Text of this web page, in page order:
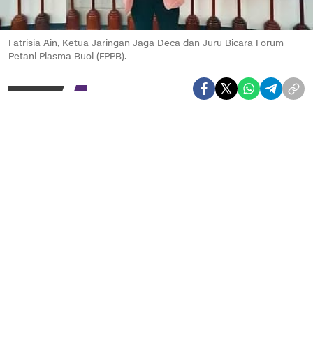
Fatrisia Ain, Ketua Jaringan Jaga Deca dan Juru Bicara Forum
Petani Plasma Buol (FPPB).